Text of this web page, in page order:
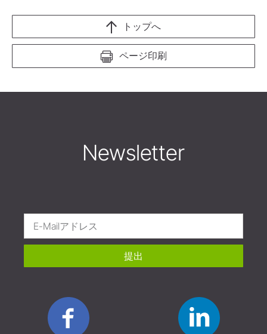
ページ印刷
トップへ
Newsletter
提出